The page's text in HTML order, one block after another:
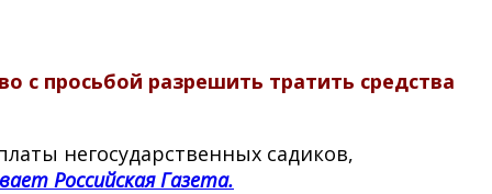
с просьбой разрешить тратить средства
негосударственных садиков,
Российская Газета.